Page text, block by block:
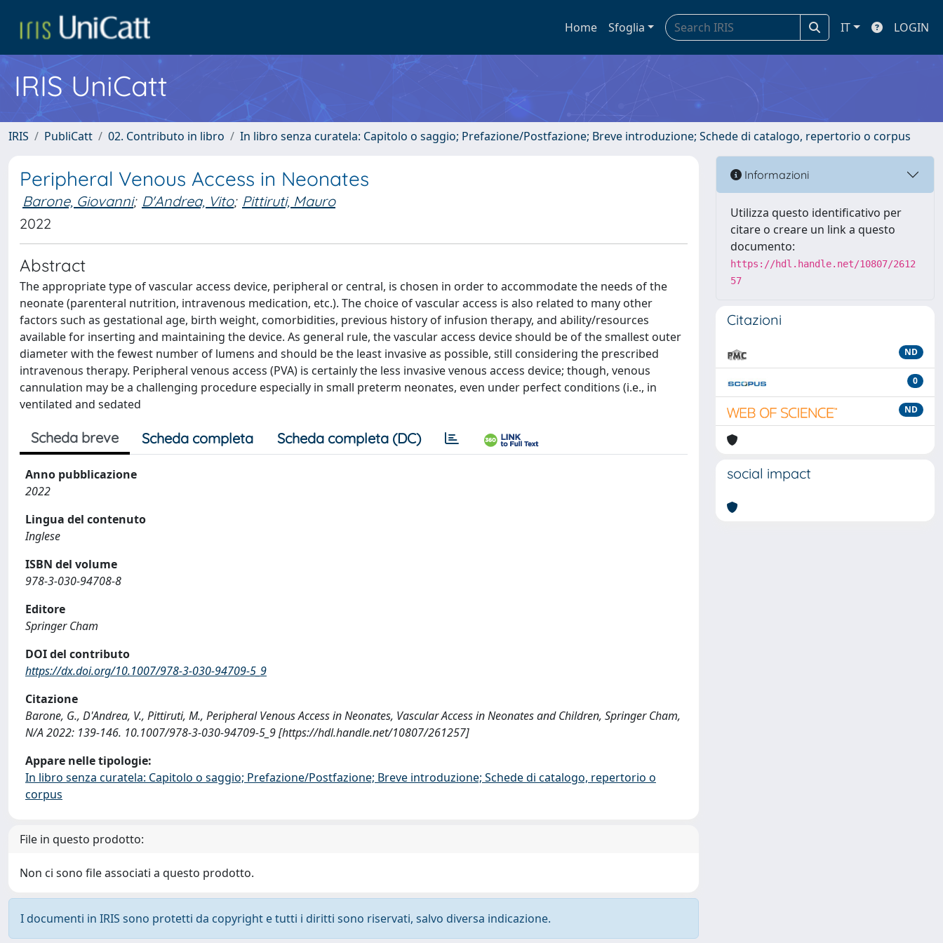
Home Sfoglia IT LOGIN
IRIS UniCatt
IRIS PubliCatt 02. Contributo in libro In libro senza curatela: Capitolo o saggio; Prefazione/Postfazione; Breve introduzione; Schede di catalogo, repertorio o corpus
Peripheral Venous Access in Neonates
Barone, Giovanni; D'Andrea, Vito; Pittiruti, Mauro
2022
Abstract
The appropriate type of vascular access device, peripheral or central, is chosen in order to accommodate the needs of the
neonate (parenteral nutrition, intravenous medication, etc.). The choice of vascular access is also related to many other
factors such as gestational age, birth weight, comorbidities, previous history of infusion therapy, and ability/resources
available for inserting and maintaining the device. As general rule, the vascular access device should be of the smallest outer
diameter with the fewest number of lumens and should be the least invasive as possible, still considering the prescribed
intravenous therapy. Peripheral venous access (PVA) is certainly the less invasive venous access device; though, venous
cannulation may be a challenging procedure especially in small preterm neonates, even under perfect conditions (i.e., in
ventilated and sedated
Scheda breve Scheda completa Scheda completa (DC)
Anno pubblicazione
2022
Lingua del contenuto
Inglese
ISBN del volume
978-3-030-94708-8
Editore
Springer Cham
DOI del contributo
https://dx.doi.org/10.1007/978-3-030-94709-5_9
Citazione
Barone, G., D'Andrea, V., Pittiruti, M., Peripheral Venous Access in Neonates, Vascular Access in Neonates and Children, Springer Cham,
N/A 2022: 139-146. 10.1007/978-3-030-94709-5_9 [https://hdl.handle.net/10807/261257]
Appare nelle tipologie:
In libro senza curatela: Capitolo o saggio; Prefazione/Postfazione; Breve introduzione; Schede di catalogo, repertorio o
corpus
File in questo prodotto:
Non ci sono file associati a questo prodotto.
I documenti in IRIS sono protetti da copyright e tutti i diritti sono riservati, salvo diversa indicazione.
Informazioni
Utilizza questo identificativo per
citare o creare un link a questo
documento:
https://hdl.handle.net/10807/2612
57
Citazioni
ND
0
ND
social impact